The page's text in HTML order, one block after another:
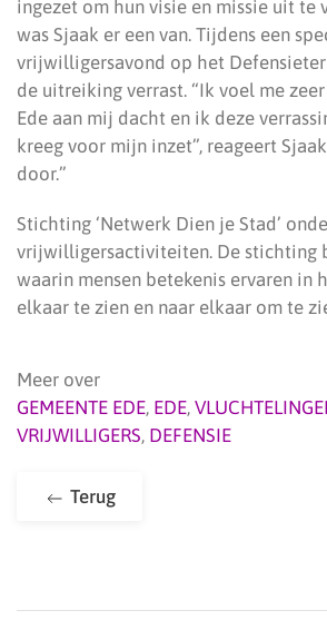
ingezet om hun visie en missie uit te
was Sjaak er een van. Tijdens een
vrijwilligersavond op het
de uitreiking verrast. “Ik voel me
Ede aan mij dacht en ik deze
kreeg voor mijn inzet”, reageert
door.”
Stichting ‘Netwerk Dien je Stad’
vrijwilligersactiviteiten. De stichting
waarin mensen betekenis ervaren in
elkaar te zien en naar elkaar om te
Meer over
GEMEENTE EDE, EDE,
VRIJWILLIGERS, DEFENSIE
Terug